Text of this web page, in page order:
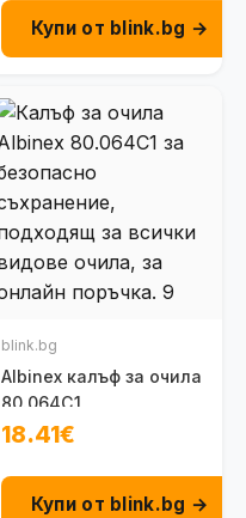
Купи от blink.bg →
blink.bg
Albinex калъф за очила
80.064C1
18.41€
Купи от blink.bg →